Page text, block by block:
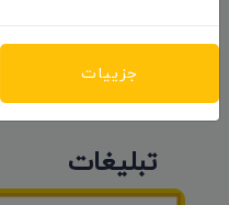
تبلیغات
جزییات